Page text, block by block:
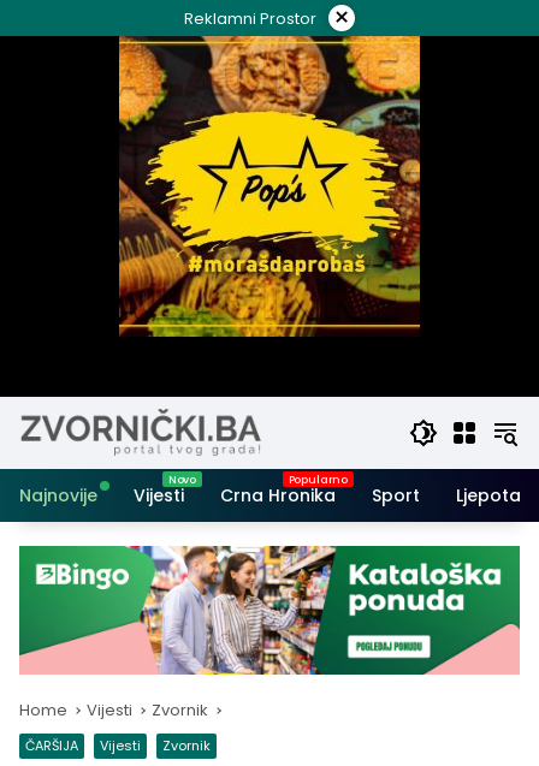
to
Reklamni Prostor ×
Najnovije Vijesti Crna Hronika Sport Ljepota i
Home Vijesti Zvornik
ČARŠIJA Vijesti Zvornik